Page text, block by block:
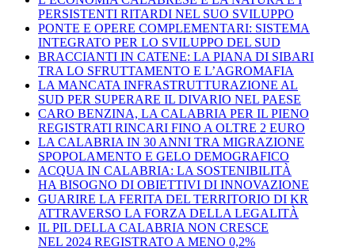
PERSISTENTI RITARDI NEL SUO SVILUPPO
PONTE E OPERE COMPLEMENTARI: SISTEMA
INTEGRATO PER LO SVILUPPO DEL SUD
BRACCIANTI IN CATENE: LA PIANA DI SIBARI
TRA LO SFRUTTAMENTO E L’AGROMAFIA
LA MANCATA INFRASTRUTTURAZIONE AL
SUD PER SUPERARE IL DIVARIO NEL PAESE
CARO BENZINA, LA CALABRIA PER IL PIENO
REGISTRATI RINCARI FINO A OLTRE 2 EURO
LA CALABRIA IN 30 ANNI TRA MIGRAZIONE
SPOPOLAMENTO E GELO DEMOGRAFICO
ACQUA IN CALABRIA: LA SOSTENIBILITÀ
HA BISOGNO DI OBIETTIVI DI INNOVAZIONE
GUARIRE LA FERITA DEL TERRITORIO DI KR
ATTRAVERSO LA FORZA DELLA LEGALITÀ
IL PIL DELLA CALABRIA NON CRESCE
NEL 2024 REGISTRATO A MENO 0,2%